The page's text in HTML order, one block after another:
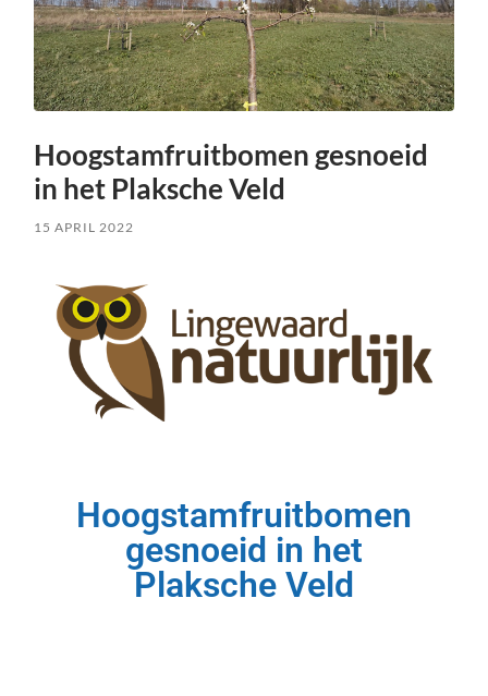
Hoogstamfruitbomen gesnoeid
in het Plaksche Veld
15 APRIL 2022
Hoogstamfruitbomen
gesnoeid in het
Plaksche Veld